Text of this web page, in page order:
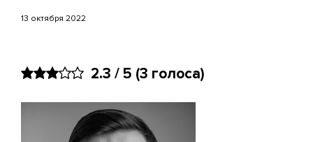
13 октября 2022
2.3 / 5 (3 голоса)